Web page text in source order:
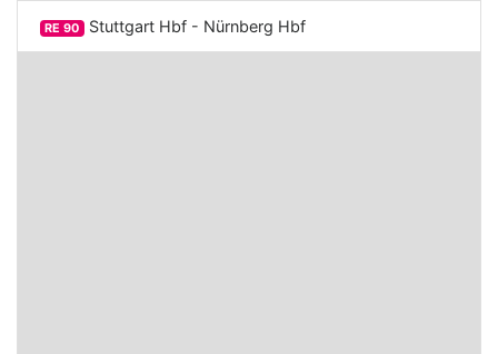
RE 90 Stuttgart Hbf - Nürnberg Hbf